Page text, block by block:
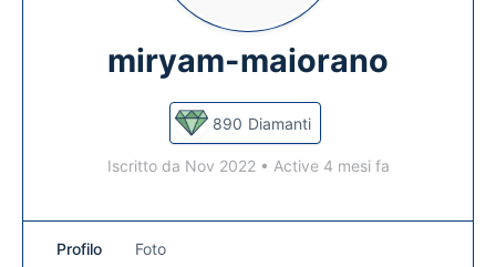
miryam-maiorano
890 Diamanti
Iscritto da Nov 2022 • Active 4 mesi fa
Profilo Foto